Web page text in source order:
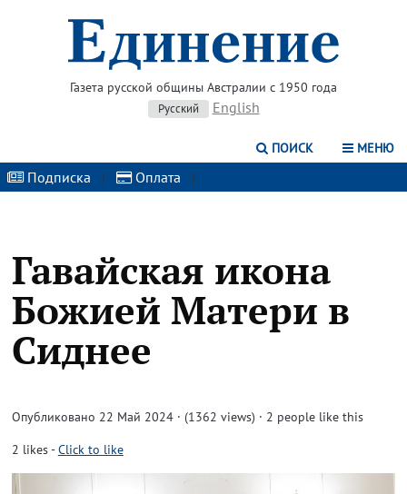
Газета русской общины Австралии с 1950 года
Русский English
ПОИСК МЕНЮ
Подписка | Оплата |
Гавайская икона
Божией Матери в
Сиднее
Опубликовано 22 Май 2024 · (1362 views) · 2 people like this
2 likes-Click to like